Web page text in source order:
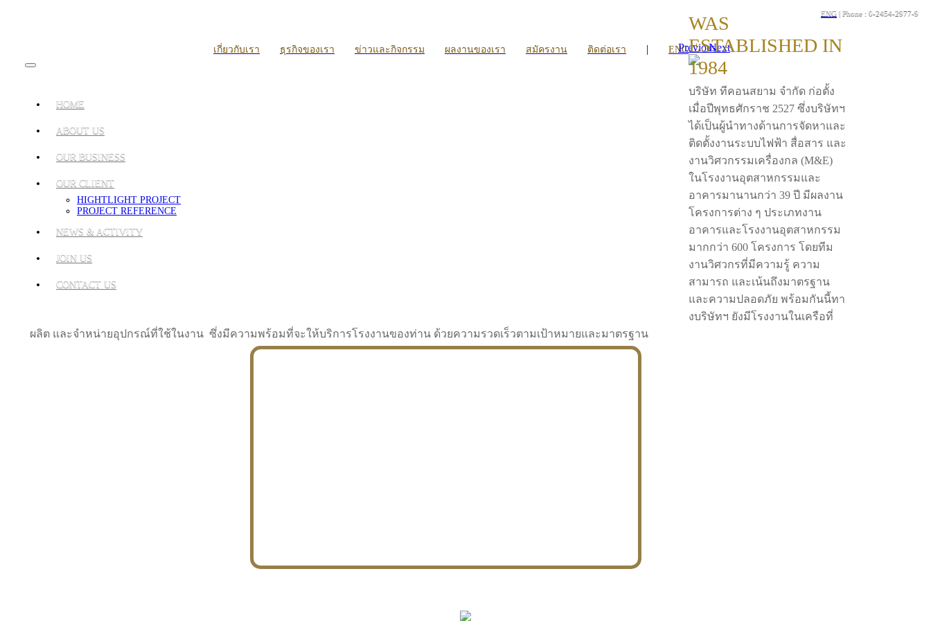
ENG | Phone : 0-2454-2977-9
เกี่ยวกับเรา ธุรกิจของเรา ข่าวและกิจกรรม ผลงานของเรา สมัครงาน ติดต่อเรา | ENG
HOME
ABOUT US
OUR BUSINESS
OUR CLIENT
HIGHTLIGHT PROJECT
PROJECT REFERENCE
NEWS & ACTIVITY
JOIN US
CONTACT US
PreviousNext
WAS
ESTABLISHED IN
1984
บริษัท ทีคอนสยาม จำกัด ก่อตั้ง
เมื่อปีพุทธศักราช 2527 ซึ่งบริษัทฯ
ได้เป็นผู้นำทางด้านการจัดหาและ
ติดตั้งงานระบบไฟฟ้า สื่อสาร และ
งานวิศวกรรมเครื่องกล (M&E)
ในโรงงานอุตสาหกรรมและ
อาคารมานานกว่า 39 ปี มีผลงาน
โครงการต่าง ๆ ประเภทงาน
อาคารและโรงงานอุตสาหกรรม
มากกว่า 600 โครงการ โดยทีม
งานวิศวกรที่มีความรู้ ความ
สามารถ และเน้นถึงมาตรฐาน
และความปลอดภัย พร้อมกันนี้ทา
งบริษัทฯ ยังมีโรงงานในเครือที่
ผลิต และจำหน่ายอุปกรณ์ที่ใช้ในงาน ซึ่งมีความพร้อมที่จะให้บริการโรงงานของท่าน ด้วยความรวดเร็วตามเป้าหมายและมาตรฐาน